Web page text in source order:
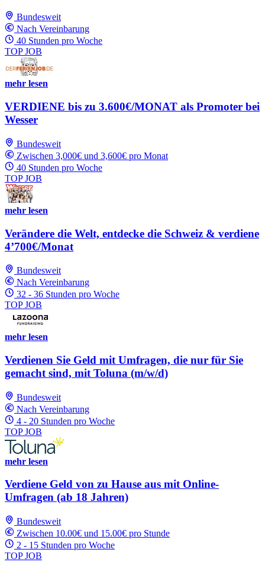
Bundesweit
Nach Vereinbarung
40 Stunden pro Woche
TOP JOB
mehr lesen
VERDIENE bis zu 3.600€/MONAT als Promoter bei
Wesser
Bundesweit
Zwischen 3,000€ und 3,600€ pro Monat
40 Stunden pro Woche
TOP JOB
mehr lesen
Verändere die Welt, entdecke die Schweiz & verdiene
4’700€/Monat
Bundesweit
Nach Vereinbarung
32 - 36 Stunden pro Woche
TOP JOB
mehr lesen
Verdienen Sie Geld mit Umfragen, die nur für Sie
gemacht sind, mit Toluna (m/w/d)
Bundesweit
Nach Vereinbarung
4 - 20 Stunden pro Woche
TOP JOB
mehr lesen
Verdiene Geld von zu Hause aus mit Online-
Umfragen (ab 18 Jahren)
Bundesweit
Zwischen 10.00€ und 15.00€ pro Stunde
2 - 15 Stunden pro Woche
TOP JOB